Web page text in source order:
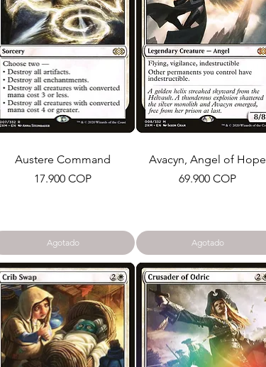
Austere Command
Precio
17.900 COP
Agotado
Avacyn, Angel of Hope
Precio
69.900 COP
Agotado